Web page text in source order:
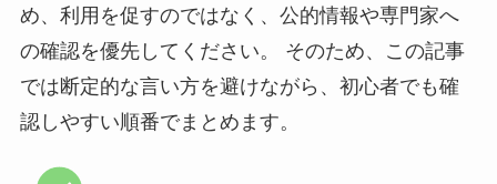
め、利用を促すのではなく、公的情報や専門家へ
の確認を優先してください。 そのため、この記事
では断定的な言い方を避けながら、初心者でも確
認しやすい順番でまとめます。